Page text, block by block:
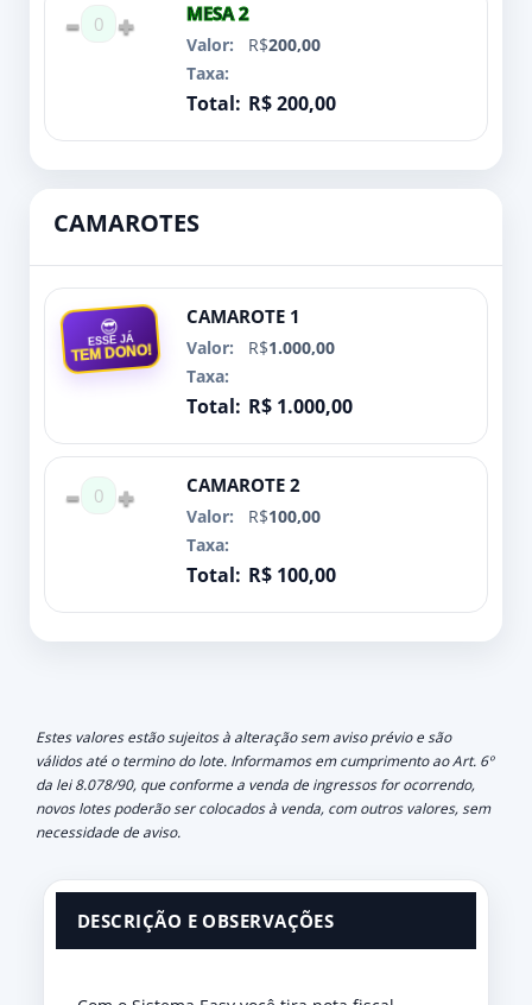
0 MESA 2
R$200,00
R$ 200,00
CAMAROTES
😎
ESSE JÁ
TEM DONO!
CAMAROTE 1
R$1.000,00
R$ 1.000,00
0 CAMAROTE 2
R$100,00
R$ 100,00
Estes valores estão sujeitos à alteração sem aviso prévio e são
válidos até o termino do lote. Informamos em cumprimento ao Art. 6º
da lei 8.078/90, que conforme a venda de ingressos for ocorrendo,
novos lotes poderão ser colocados à venda, com outros valores, sem
necessidade de aviso.
DESCRIÇÃO E OBSERVAÇÕES